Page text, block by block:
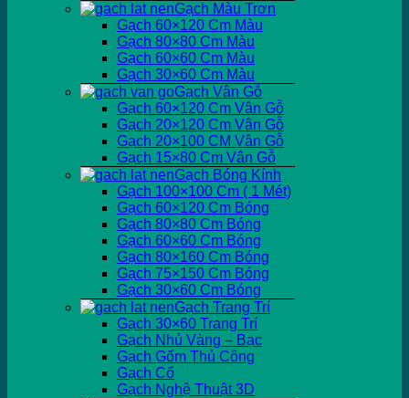
Gạch Màu Trơn
Gạch 60×120 Cm Màu
Gạch 80×80 Cm Màu
Gạch 60×60 Cm Màu
Gạch 30×60 Cm Màu
Gạch Vân Gỗ
Gạch 60×120 Cm Vân Gỗ
Gạch 20×120 Cm Vân Gỗ
Gạch 20×100 CM Vân Gỗ
Gạch 15×80 Cm Vân Gỗ
Gạch Bóng Kính
Gạch 100×100 Cm ( 1 Mét)
Gạch 60×120 Cm Bóng
Gạch 80×80 Cm Bóng
Gạch 60×60 Cm Bóng
Gạch 80×160 Cm Bóng
Gạch 75×150 Cm Bóng
Gạch 30×60 Cm Bóng
Gạch Trang Trí
Gạch 30×60 Trang Trí
Gạch Nhủ Vàng – Bạc
Gạch Gốm Thủ Công
Gạch Cổ
Gạch Nghệ Thuật 3D